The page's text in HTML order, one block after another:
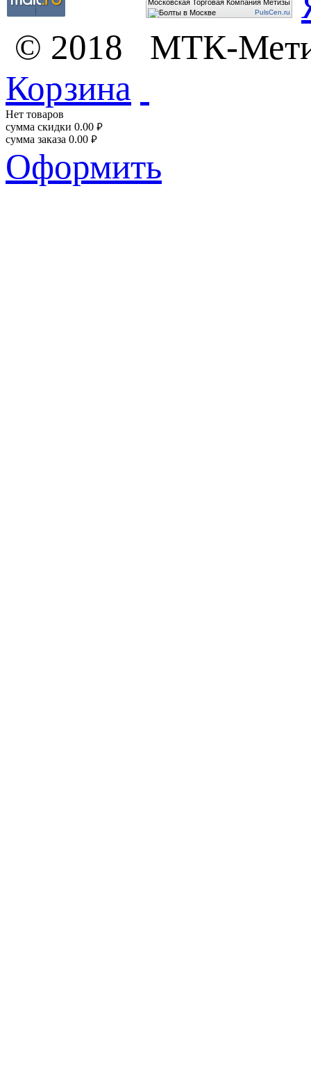
Московская Торговая Компания Метизы
PulsCen.ru
© 2018 МТК-
Корзина
Нет товаров
сумма скидки 0.00 руб.
сумма заказа 0.00 руб.
Оформить